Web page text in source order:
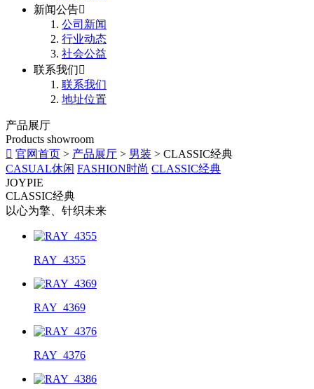
新闻公告
公司新闻
行业动态
社会公益
联系我们
联系我们
地址位置
产品展厅
Products showroom
 官网首页 > 产品展厅 > 男装 > CLASSIC经典
CASUAL休闲 FASHION时尚 CLASSIC经典
JOYPIE
CLASSIC经典
以心为擎、针织未来
RAY_4355
RAY_4369
RAY_4376